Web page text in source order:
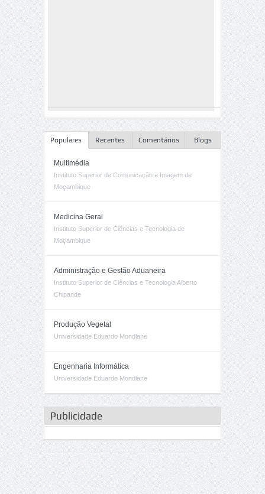
Populares Recentes Comentários Blogs
Multimédia
Instituto Superior de Comunicação e Imagem de
Moçambique
Medicina Geral
Instituto Superior de Ciências e Tecnologia de
Moçambique
Administração e Gestão Aduaneira
Instituto Superior de Ciências e Tecnologia Alberto
Chipande
Produção Vegetal
Universidade Eduardo Mondlane
Engenharia Informática
Universidade Eduardo Mondlane
Publicidade